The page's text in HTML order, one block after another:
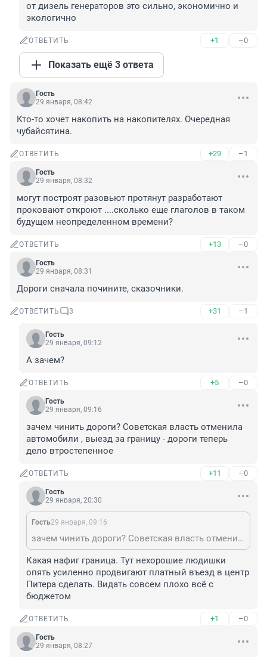
от дизель генераторов это сильно, экономично и
экологично
ОТВЕТИТЬ +1 –0
Показать ещё 3 ответа
Гость
29 января, 08:42
Кто-то хочет накопить на накопителях. Очередная
чубайсятина.
ОТВЕТИТЬ +29 –1
Гость
29 января, 08:32
могут построят разовьют протянут разработают
проковают откроют ....сколько еще глаголов в таком
будущем неопределенном времени?
ОТВЕТИТЬ +13 –0
Гость
29 января, 08:31
Дороги сначала почините, сказочники.
ОТВЕТИТЬ 3 +31 –1
Гость
29 января, 09:12
А зачем?
ОТВЕТИТЬ +5 –0
Гость
29 января, 09:16
зачем чинить дороги? Советская власть отменила
автомобили , выезд за границу - дороги теперь
дело втростепенное
ОТВЕТИТЬ +11 –0
Гость
29 января, 20:30
Гость29 января, 09:16
зачем чинить дороги? Советская власть отменила автомобили , выезд за границу - дороги теперь дело втростепенное
Какая нафиг граница. Тут нехорошие людишки
опять усиленно продвигают платный въезд в центр
Питера сделать. Видать совсем плохо всё с
бюджетом
ОТВЕТИТЬ +1 –0
Гость
29 января, 08:27